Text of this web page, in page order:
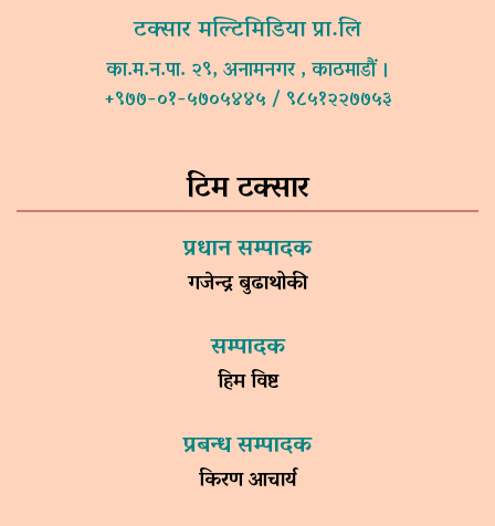
टक्सार मल्टिमिडिया प्रा.लि
का.म.न.पा. २९, अनामनगर , काठमाडौं ।
+९७७-०१-५७०५४४५ / ९८५१२२७७५३
टिम टक्सार
प्रधान सम्पादक
गजेन्द्र बुढाथोकी
सम्पादक
हिम विष्ट
प्रबन्ध सम्पादक
किरण आचार्य